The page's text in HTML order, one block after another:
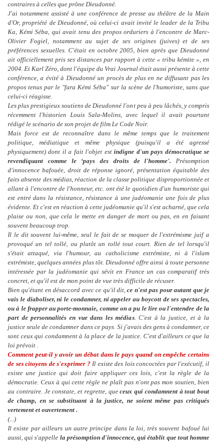
contraires à celles que prône Dieudonné.
J'ai notamment assisté à une conférence de presse au théâtre de la Main
d'Or, propriété de Dieudonné, où celui-ci avait invité le leader de la Tribu
Ka, Kémi Séba, qui avait tenu des propos orduriers à l'encontre de Marc-
Olivier Fogiel, notamment au sujet de ses origines (juives) et de ses
préférences sexuelles. C'était en octobre 2005, bien après que Dieudonné
ait officiellement pris ses distances par rapport à cette « tribu kémite », en
2004. Et Karl Zéro, dont l'équipe du Vrai Journal était aussi présente à cette
conférence, a évité à Dieudonné un procès de plus en ne diffusant pas les
propos tenus par le "fara Kémi Séba" sur la scène de l'humoriste, sans que
celui-ci réagisse.
Les plus prestigieux soutiens de Dieudonné l'ont peu à peu lâchés, y compris
récemment l'historien Louis Sala-Molins, avec lequel il avait pourtant
rédigé le scénario de son projet de film Le Code Noir.
Mais force est de reconnaître dans le même temps que le traitement
politique, médiatique et même physique (puisqu'il a été agressé
physiquement) dont il a fait l'objet estindigne d'un pays démocratique se
revendiquant comme le ‘pays des droits de l'homme'. Présomption
d'innocence bafouée, droit de réponse ignoré, présentation équitable des
faits absente des médias, réaction de la classe politique disproportionnée et
allant à l'encontre de l'honneur, etc. ont été le quotidien d'un humoriste qui
est entré dans la résistance, résistance à une judéomanie une fois de plus
évidente. Et c'est en réaction à cette judéomanie qu'il s'est acharné, que cela
plaise ou non, que cela le mette en danger de mort ou pas, en en faisant
souvent beaucoup trop.
Il le dit souvent lui-même, seul le fait de se moquer de l'extrémisme juif a
provoqué un tel tollé, ou plutôt un tollé tout court. Rien de tel lorsqu'il
s'était attaqué, via l'humour, au catholicisme extrémiste, ni à l'islam
extrémiste, quelques années plus tôt. Dieudonné offre ainsi à toute personne
intéressée par la judéomanie qui sévit en France un cas comparatif très
concret, et qu'il est de mon point de vue très difficile de récuser.
Bien qu'étant en désaccord avec ce qu'il dit,ce n'est pas pour autant que je
vais le diaboliser, ni le condamner, ni appeler au boycott de ses spectacles,
ou à le frapper au porte-monnaie, comme on a pu le lire ou l'entendre de la
part de personnalités en vue dans les médias. C'est à la justice, et à la
justice seule de condamner dans ce pays. Si j'avais des gens à condamner, ce
sont ceux qui condamnent à la place de la justice. C'est d'ailleurs ce que la
loi prévoit .
Comment peut-il y avoir un débat dans le pays quand on empêche certains
de ses citoyens de s'exprimer ? Il existe des lois concoctées par l'exécutif, il
existe une justice qui doit faire appliquer ces lois, c'est la règle de la
démocratie. Ceux à qui cette règle ne plaît pas n'ont pas mon soutien, bien
au contraire. Je constate, et regrette, queceux qui condamnent à tout bout
de champ, en se substituant à la justice, ne soient même pas critiqués
vertement et ouvertement .
(...)
Il existe par ailleurs un autre principe dans la loi, très souvent bafoué lui
aussi, qui s'appelle la présomption d'innocence, qui établit que tout homme